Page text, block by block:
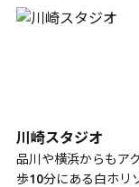
川崎スタジオ
品川や横浜からもア
歩10分にある白ホリ